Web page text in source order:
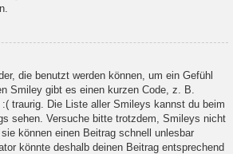
die benutzt werden können, um ein Gefühl
Smiley gibt es einen kurzen Code, z. B.
traurig. Die Liste aller Smileys kannst du beim
sehen. Versuche bitte trotzdem, Smileys nicht
können einen Beitrag schnell unlesbar
könnte deshalb deinen Beitrag entsprechend